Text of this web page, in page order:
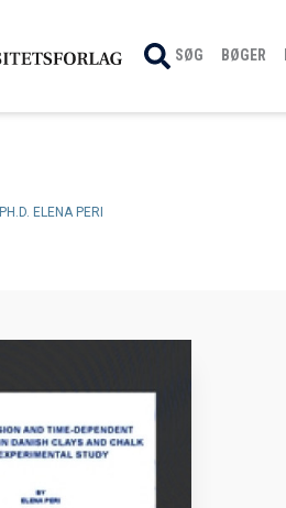
SØG BØGER
PH.D. ELENA PERI